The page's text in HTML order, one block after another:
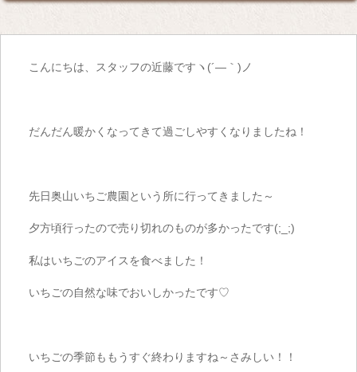
こんにちは、スタッフの近藤ですヽ(´―｀)ノ
だんだん暖かくなってきて過ごしやすくなりましたね！
先日奥山いちご農園という所に行ってきました～
夕方頃行ったので売り切れのものが多かったです(;_;)
私はいちごのアイスを食べました！
いちごの自然な味でおいしかったです♡
いちごの季節ももうすぐ終わりますね～さみしい！！